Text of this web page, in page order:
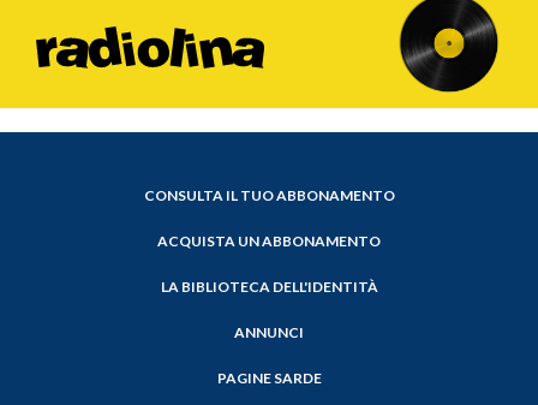
CONSULTA IL TUO ABBONAMENTO
ACQUISTA UN ABBONAMENTO
LA BIBLIOTECA DELL'IDENTITÀ
ANNUNCI
PAGINE SARDE